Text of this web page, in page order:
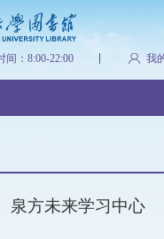
间：8:00-22:00 我
泉方未来学习中心